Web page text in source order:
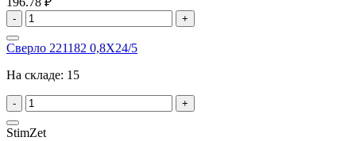
- +
Сверло 221182 0,8X24/5
На складе: 15
- +
StimZet